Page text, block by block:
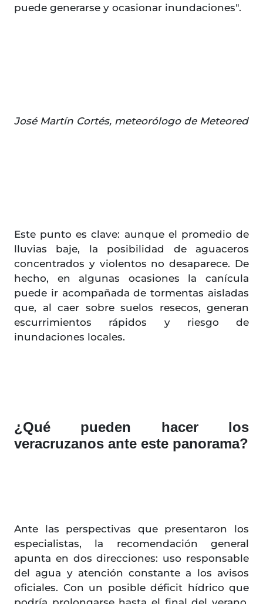
puede generarse y ocasionar inundaciones".
José Martín Cortés, meteorólogo de Meteored
Este punto es clave: aunque el promedio de
lluvias baje, la posibilidad de aguaceros
concentrados y violentos no desaparece. De
hecho, en algunas ocasiones la canícula
puede ir acompañada de tormentas aisladas
que, al caer sobre suelos resecos, generan
escurrimientos rápidos y riesgo de
inundaciones locales.
¿Qué pueden hacer los
veracruzanos ante este panorama?
Ante las perspectivas que presentaron los
especialistas, la recomendación general
apunta en dos direcciones: uso responsable
del agua y atención constante a los avisos
oficiales. Con un posible déficit hídrico que